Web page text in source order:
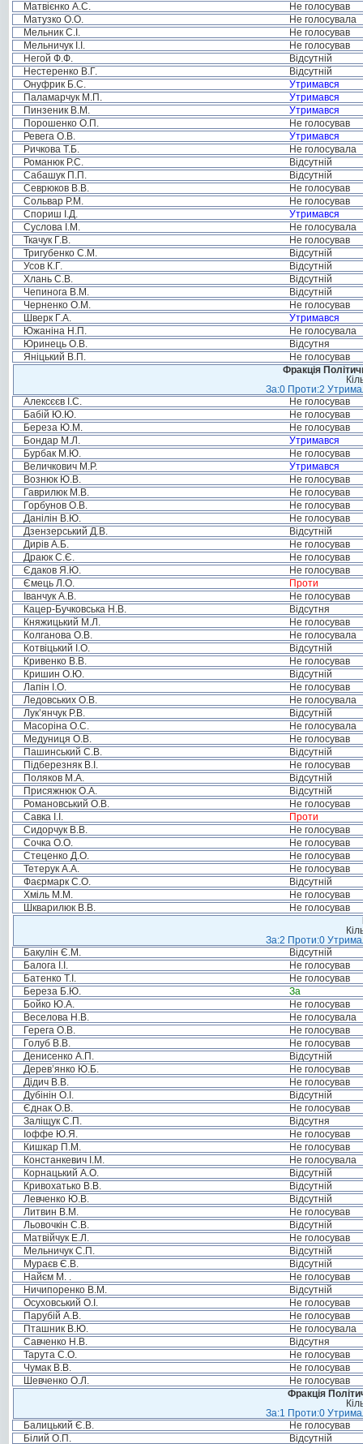
Матвієнко А.С.
Не голосував
Матузко О.О.
Не голосувала
Мельник С.І.
Не голосував
Мельничук І.І.
Не голосував
Негой Ф.Ф.
Відсутній
Нестеренко В.Г.
Відсутній
Онуфрик Б.С.
Утримався
Паламарчук М.П.
Утримався
Пинзеник В.М.
Утримався
Порошенко О.П.
Не голосував
Ревега О.В.
Утримався
Ричкова Т.Б.
Не голосувала
Романюк Р.С.
Відсутній
Сабашук П.П.
Відсутній
Севрюков В.В.
Не голосував
Сольвар Р.М.
Не голосував
Спориш І.Д.
Утримався
Суслова І.М.
Не голосувала
Ткачук Г.В.
Не голосував
Тригубенко С.М.
Відсутній
Усов К.Г.
Відсутній
Хлань С.В.
Відсутній
Чепинога В.М.
Відсутній
Черненко О.М.
Не голосував
Шверк Г.А.
Утримався
Южаніна Н.П.
Не голосувала
Юринець О.В.
Відсутня
Яніцький В.П.
Не голосував
Фракція
За:0 Проти:2
Алексєєв І.С.
Не голосував
Бабій Ю.Ю.
Не голосував
Береза Ю.М.
Не голосував
Бондар М.Л.
Утримався
Бурбак М.Ю.
Не голосував
Величкович М.Р.
Утримався
Вознюк Ю.В.
Не голосував
Гаврилюк М.В.
Не голосував
Горбунов О.В.
Не голосував
Данілін В.Ю.
Не голосував
Дзензерський Д.В.
Відсутній
Дирів А.Б.
Не голосував
Драюк С.Є.
Не голосував
Єдаков Я.Ю.
Не голосував
Ємець Л.О.
Проти
Іванчук А.В.
Не голосував
Кацер-Бучковська Н.В.
Відсутня
Княжицький М.Л.
Не голосував
Колганова О.В.
Не голосувала
Котвіцький І.О.
Відсутній
Кривенко В.В.
Не голосував
Кришин О.Ю.
Відсутній
Лапін І.О.
Не голосував
Ледовських О.В.
Не голосувала
Лук’янчук Р.В.
Відсутній
Масоріна О.С.
Не голосувала
Медуниця О.В.
Не голосував
Пашинський С.В.
Відсутній
Підберезняк В.І.
Не голосував
Поляков М.А.
Відсутній
Присяжнюк О.А.
Відсутній
Романовський О.В.
Не голосував
Савка І.І.
Проти
Сидорчук В.В.
Не голосував
Сочка О.О.
Не голосував
Стеценко Д.О.
Не голосував
Тетерук А.А.
Не голосував
Фаєрмарк С.О.
Відсутній
Хміль М.М.
Не голосував
Шкварилюк В.В.
Не голосував
За:2 Проти:0
Бакулін Є.М.
Відсутній
Балога І.І.
Не голосував
Батенко Т.І.
Не голосував
Береза Б.Ю.
За
Бойко Ю.А.
Не голосував
Веселова Н.В.
Не голосувала
Герега О.В.
Не голосував
Голуб В.В.
Не голосував
Денисенко А.П.
Відсутній
Дерев’янко Ю.Б.
Не голосував
Дідич В.В.
Не голосував
Дубінін О.І.
Відсутній
Єднак О.В.
Не голосував
Заліщук С.П.
Відсутня
Іоффе Ю.Я.
Не голосував
Кишкар П.М.
Не голосував
Констанкевич І.М.
Не голосувала
Корнацький А.О.
Відсутній
Кривохатько В.В.
Відсутній
Левченко Ю.В.
Відсутній
Литвин В.М.
Не голосував
Льовочкін С.В.
Відсутній
Матвійчук Е.Л.
Не голосував
Мельничук С.П.
Відсутній
Мураєв Є.В.
Відсутній
Найєм М. .
Не голосував
Ничипоренко В.М.
Відсутній
Осуховський О.І.
Не голосував
Парубій А.В.
Не голосував
Пташник В.Ю.
Не голосувала
Савченко Н.В.
Відсутня
Тарута С.О.
Не голосував
Чумак В.В.
Не голосував
Шевченко О.Л.
Не голосував
Фракція
За:1 Проти:0
Балицький Є.В.
Не голосував
Білий О.П.
Відсутній